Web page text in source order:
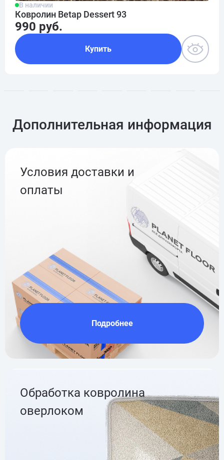
В наличии
Ковролин Betap Dessert 93
990 руб.
Купить
Дополнительная информация
Условия доставки и
оплаты
Подробнее
Обработка ковролина
оверлоком